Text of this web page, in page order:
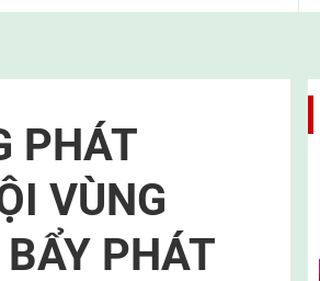
PHÁT
VÙNG
PHÁT